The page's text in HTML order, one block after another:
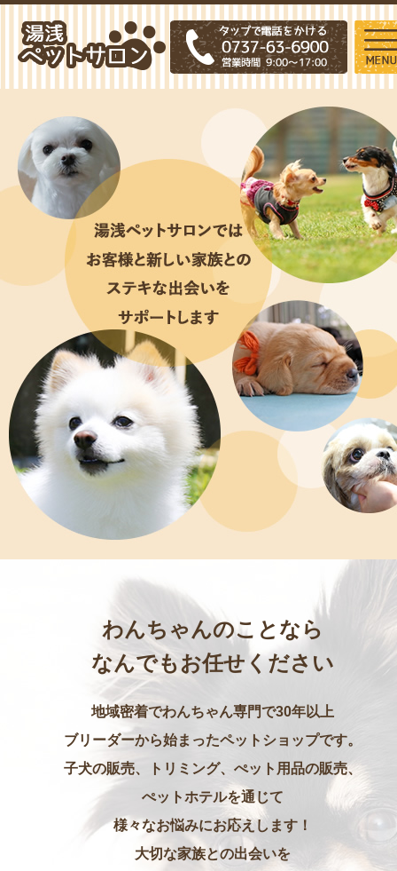
わんちゃんのことなら
なんでもお任せください
地域密着でわんちゃん専門で30年以上
ブリーダーから始まったペットショップです。
子犬の販売、トリミング、ぺット用品の販売、
ぺットホテルを通じて
様々なお悩みにお応えします！
大切な家族との出会いを